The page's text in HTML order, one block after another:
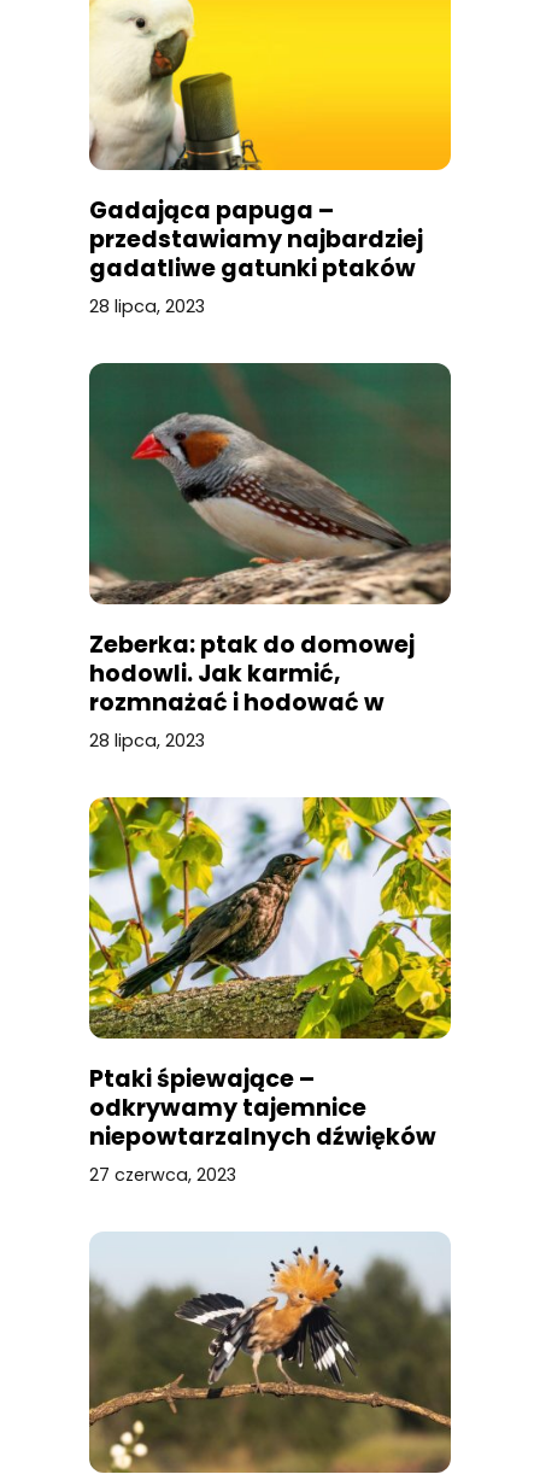
Gadająca papuga –
przedstawiamy najbardziej
gadatliwe gatunki ptaków
28 lipca, 2023
Zeberka: ptak do domowej
hodowli. Jak karmić,
rozmnażać i hodować w
klatce?
28 lipca, 2023
Ptaki śpiewające –
odkrywamy tajemnice
niepowtarzalnych dźwięków
27 czerwca, 2023